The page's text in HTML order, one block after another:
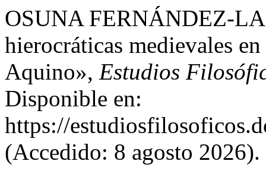
OSUNA FERNÁNDEZ-
hierocráticas medievales
Aquino», Estudios
Disponible en:
https://
(Accedido: 8 agosto 2026).